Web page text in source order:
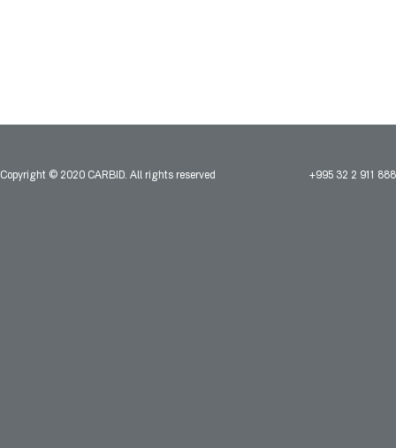
Copyright © 2020 CARBID. All rights reserved +995 32 2 911 888